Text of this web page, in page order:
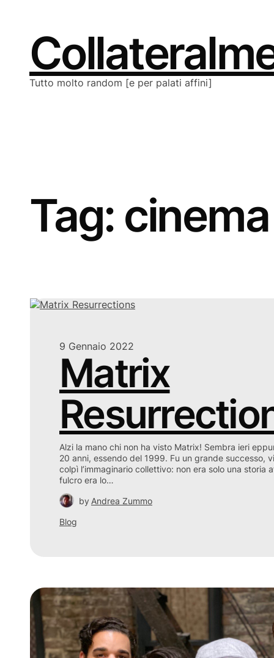
Tutto molto random [e per palati affini]
Tag: cinema
9 Gennaio 2022
Matrix
Alzi la mano chi non ha visto Matrix! Sembra ieri
20 anni, essendo del 1999. Fu un grande successo,
colpì l’immaginario collettivo: non era solo una storia
fulcro era lo…
by Andrea Zummo
Blog